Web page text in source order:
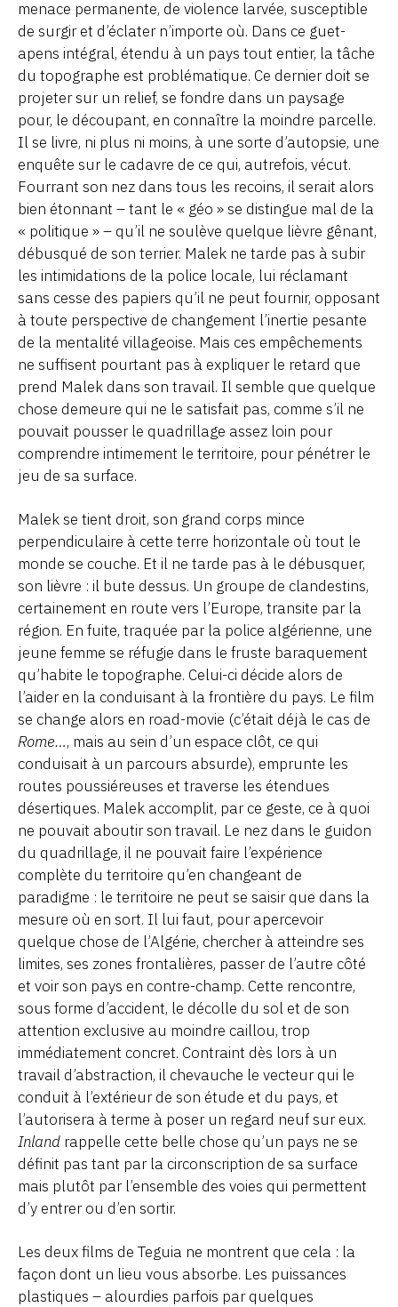
menace permanente, de violence larvée, susceptible
de surgir et d’éclater n’importe où. Dans ce guet-
apens intégral, étendu à un pays tout entier, la tâche
du topographe est problématique. Ce dernier doit se
projeter sur un relief, se fondre dans un paysage
pour, le découpant, en connaître la moindre parcelle.
Il se livre, ni plus ni moins, à une sorte d’autopsie, une
enquête sur le cadavre de ce qui, autrefois, vécut.
Fourrant son nez dans tous les recoins, il serait alors
bien étonnant – tant le « géo » se distingue mal de la
« politique » – qu’il ne soulève quelque lièvre gênant,
débusqué de son terrier. Malek ne tarde pas à subir
les intimidations de la police locale, lui réclamant
sans cesse des papiers qu’il ne peut fournir, opposant
à toute perspective de changement l’inertie pesante
de la mentalité villageoise. Mais ces empêchements
ne suffisent pourtant pas à expliquer le retard que
prend Malek dans son travail. Il semble que quelque
chose demeure qui ne le satisfait pas, comme s’il ne
pouvait pousser le quadrillage assez loin pour
comprendre intimement le territoire, pour pénétrer le
jeu de sa surface.
Malek se tient droit, son grand corps mince
perpendiculaire à cette terre horizontale où tout le
monde se couche. Et il ne tarde pas à le débusquer,
son lièvre : il bute dessus. Un groupe de clandestins,
certainement en route vers l’Europe, transite par la
région. En fuite, traquée par la police algérienne, une
jeune femme se réfugie dans le fruste baraquement
qu’habite le topographe. Celui-ci décide alors de
l’aider en la conduisant à la frontière du pays. Le film
se change alors en road-movie (c’était déjà le cas de
Rome…, mais au sein d’un espace clôt, ce qui
conduisait à un parcours absurde), emprunte les
routes poussiéreuses et traverse les étendues
désertiques. Malek accomplit, par ce geste, ce à quoi
ne pouvait aboutir son travail. Le nez dans le guidon
du quadrillage, il ne pouvait faire l’expérience
complète du territoire qu’en changeant de
paradigme : le territoire ne peut se saisir que dans la
mesure où en sort. Il lui faut, pour apercevoir
quelque chose de l’Algérie, chercher à atteindre ses
limites, ses zones frontalières, passer de l’autre côté
et voir son pays en contre-champ. Cette rencontre,
sous forme d’accident, le décolle du sol et de son
attention exclusive au moindre caillou, trop
immédiatement concret. Contraint dès lors à un
travail d’abstraction, il chevauche le vecteur qui le
conduit à l’extérieur de son étude et du pays, et
l’autorisera à terme à poser un regard neuf sur eux.
Inland rappelle cette belle chose qu’un pays ne se
définit pas tant par la circonscription de sa surface
mais plutôt par l’ensemble des voies qui permettent
d’y entrer ou d’en sortir.
Les deux films de Teguia ne montrent que cela : la
façon dont un lieu vous absorbe. Les puissances
plastiques – alourdies parfois par quelques